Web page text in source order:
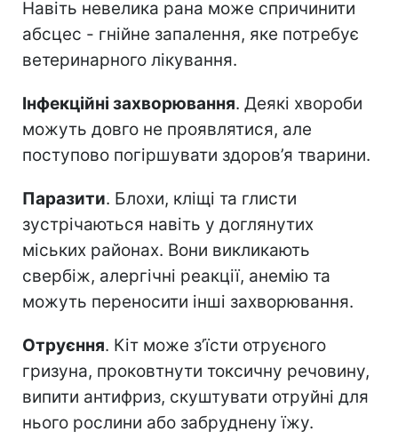
Навіть невелика рана може спричинити
абсцес - гнійне запалення, яке потребує
ветеринарного лікування.
Інфекційні захворювання. Деякі хвороби
можуть довго не проявлятися, але
поступово погіршувати здоров’я тварини.
Паразити. Блохи, кліщі та глисти
зустрічаються навіть у доглянутих
міських районах. Вони викликають
свербіж, алергічні реакції, анемію та
можуть переносити інші захворювання.
Отруєння. Кіт може з’їсти отруєного
гризуна, проковтнути токсичну речовину,
випити антифриз, скуштувати отруйні для
нього рослини або забруднену їжу.